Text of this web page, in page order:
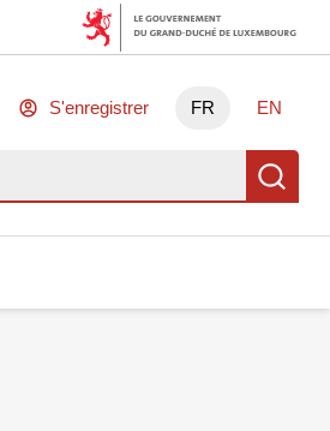
S'enregistrer FR EN